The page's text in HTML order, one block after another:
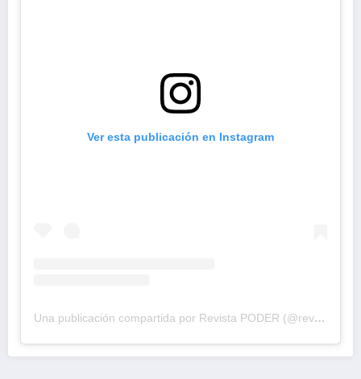
Ver esta publicación en Instagram
Una publicación compartida por Revista PODER (@revistapodercol)